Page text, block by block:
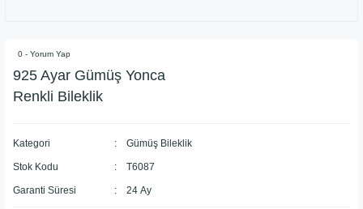
0 - Yorum Yap
925 Ayar Gümüş Yonca
Renkli Bileklik
Kategori Gümüş Bileklik
Stok Kodu T6087
Garanti Süresi 24 Ay